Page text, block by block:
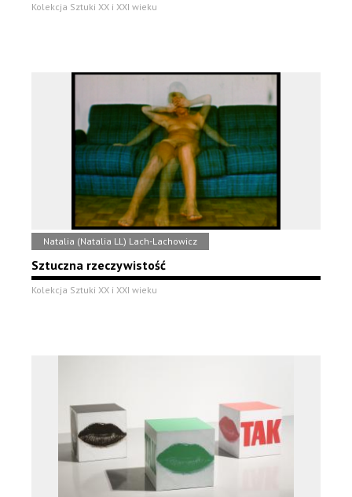
Kolekcja Sztuki XX i XXI wieku
Natalia (Natalia LL) Lach-Lachowicz
Sztuczna rzeczywistość
Kolekcja Sztuki XX i XXI wieku